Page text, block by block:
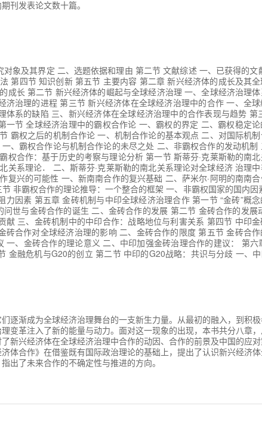
刊发表论文数十篇。
象及其界定 二、选题依据和理由 第二节 文献综述 一、已获得的文
第四节 知识创新 第五节 主要内容 第二章 新兴经济体的成长及其
成长 第二节 新兴经济体的崛起与全球经济治理 一、全球经济治理
济治理的进程 第三节 新兴经济体在全球经济治理中的合作 一、全
体系的缺陷 三、新兴经济体在全球经济治理中的合作表现与趋势 第
一节 全球经济治理中的霸权合作论 一、霸权的界定 二、霸权稳定
霸权之后的机制合作论 一、机制合作论的基本观点 二、对国际机
、霸权合作论与机制合作论的未尽之处 二、非霸权合作的发动机制
权合作：基于历史的考察与理论分析 第一节 斯蒂芬·克莱斯勒的南
关系理论． 二、斯蒂芬·克莱斯勒的南北关系理论对全球经济 治理
复兴的可能性 一、新南南合作的复兴基础 二、萨米尔·阿明的南南
非霸权合作的理论推导：一个整合的框架 一、非霸权国家的国内因
力因素 第五章 金砖机制与中印全球经济治理合作 第一节 “金砖”概
世与金砖合作的诞生 二、金砖合作的发展 第二节 金砖合作的发展
献 三、金砖机制中的中印合作：战略地位与利害关系 第四节 中印
砖合作对全球经济治理的影响 二、金砖合作的限度 第五节 金砖合
一、金砖合作的理论意义 二、中印加强金砖治理合作的建议： 第六
金融危机与G20的创立 第二节 中印的G20战略：共识与分歧 一、
作前景 一、G20合作的启示 二、中印G20治理合作前景与建议 第七章
济走廊(BCIM)为例 第一节 地区主义及其与全球经济治理的内在关
起 二、地区认同意识的形成 三、地区合作利益显现 四、中印的同步
条件过于落后 二、贸易不平衡 三、边界地区非经济因素影响 四、域
景 第五节 结论与启示 第八章 新兴经济体全球经济治理合作前景
特点 第二节 非霸权合作的效率提升之道 一、创意推进合作 二、危
第三节 中国与新兴经济体的全球经济治理合作的意义与策略 一、
中国与新兴经济体的全球经济治理合作策略 参考文献 致谢
逐渐成为全球经济治理舞台的一支新生力量。从最初的融入，到积
变革注入了新的能量与动力。面对这一现象的出现，本书共分八章，
新兴经济体在全球经济治理中合作的动因、合作的前景及中国的应
体合作》在借鉴既有国际政治理论的基础上，提出了认识新兴经济
出了未来合作的不确定性与推进的方向。